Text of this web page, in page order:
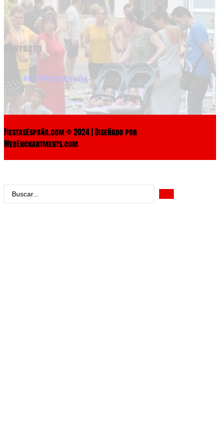
Contacto
info@fiestasespaña
FiestasEspaña.com © 2024 | Diseñado por
WebEnchantments.com